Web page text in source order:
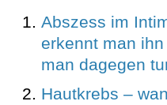
Abszess im
erkennt man
man dagegen
Hautkrebs –